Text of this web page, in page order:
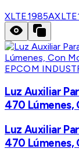
XLTE1985A
EPCOM
Luz Auxiliar
470 Lúmenes,
Luz Auxiliar
470 Lúmenes,